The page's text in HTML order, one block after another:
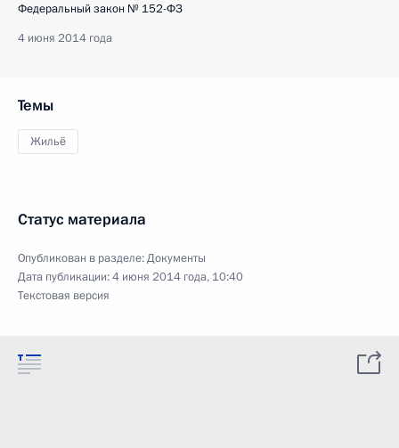
Федеральный закон № 152-ФЗ
4 июня 2014 года
Темы
Жильё
Статус материала
Опубликован в разделе:Документы
Дата публикации:4 июня 2014 года, 10:40
Текстовая версия